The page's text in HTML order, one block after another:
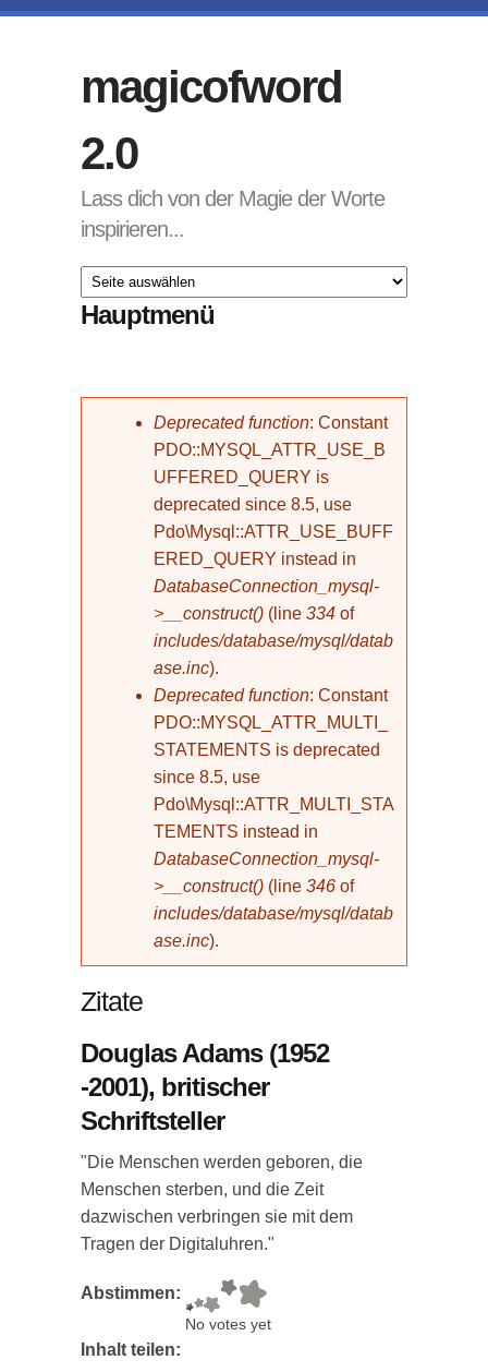
magicofword
2.0
Lass dich von der Magie der Worte
inspirieren...
Hauptmenü
Fehlermeldung
Deprecated function: Constant
PDO::MYSQL_ATTR_USE_B
UFFERED_QUERY is
deprecated since 8.5, use
Pdo\Mysql::ATTR_USE_BUFF
ERED_QUERY instead in
DatabaseConnection_mysql-
>__construct() (line 334 of
includes/database/mysql/datab
ase.inc).
Deprecated function: Constant
PDO::MYSQL_ATTR_MULTI_
STATEMENTS is deprecated
since 8.5, use
Pdo\Mysql::ATTR_MULTI_STA
TEMENTS instead in
DatabaseConnection_mysql-
>__construct() (line 346 of
includes/database/mysql/datab
ase.inc).
Zitate
Douglas Adams (1952
-2001), britischer
Schriftsteller
"Die Menschen werden geboren, die
Menschen sterben, und die Zeit
dazwischen verbringen sie mit dem
Tragen der Digitaluhren."
Abstimmen:
No votes yet
Inhalt teilen: